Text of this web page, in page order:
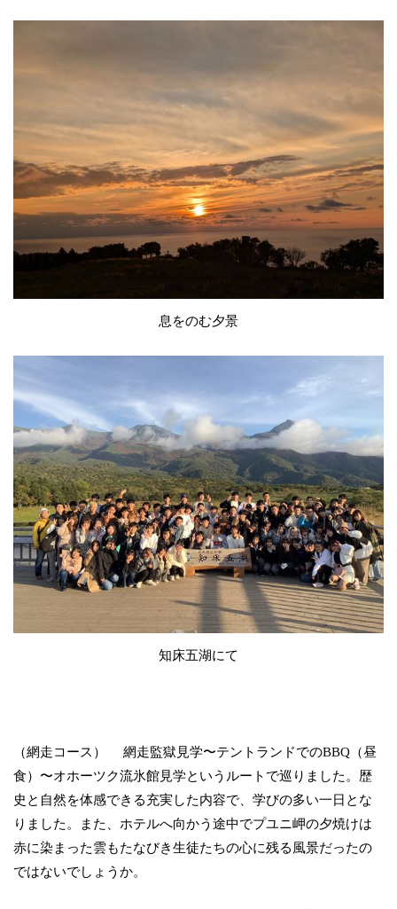
息をのむ夕景
知床五湖にて
（網走コース） 網走監獄見学〜テントランドでのBBQ（昼
食）〜オホーツク流氷館見学というルートで巡りました。歴
史と自然を体感できる充実した内容で、学びの多い一日とな
りました。また、ホテルへ向かう途中でプユニ岬の夕焼けは
赤に染まった雲もたなびき生徒たちの心に残る風景だったの
ではないでしょうか。